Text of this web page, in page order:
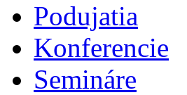
Podujatia
Konferencie
Semináre